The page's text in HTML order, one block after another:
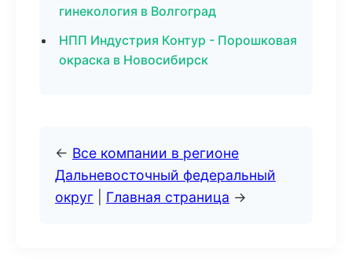
гинекология в Волгоград
НПП Индустрия Контур - Порошковая
окраска в Новосибирск
← Все компании в регионе
Дальневосточный федеральный
округ
Главная страница →